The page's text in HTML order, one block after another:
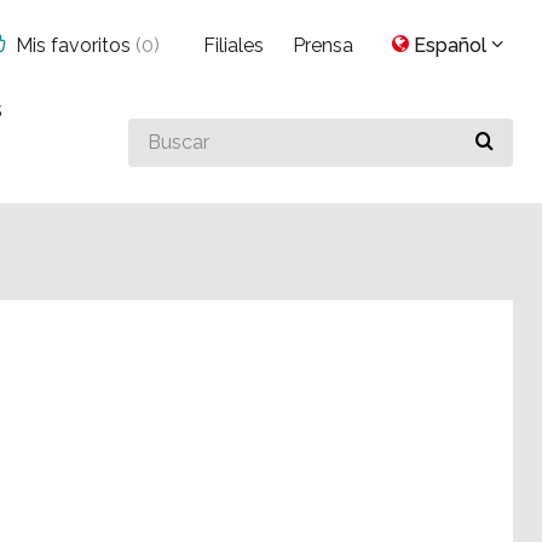
Buscar
algo
Mis favoritos (0) Filiales Prensa Español